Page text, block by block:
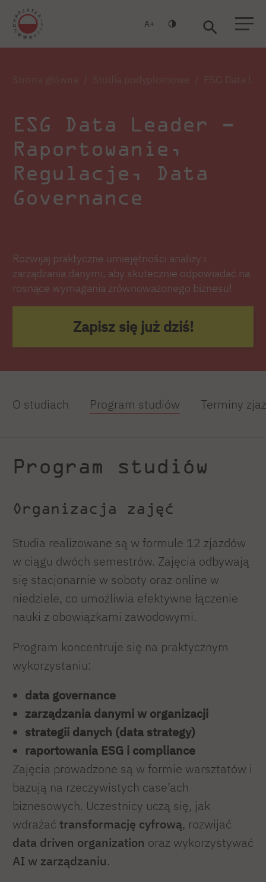
A
ESG Data Leader –
Raportowanie,
Regulacje, Data
Governance
Rozwijaj praktyczne umiejętności analizy i
zarządzania danymi, aby skutecznie odpowiadać na
rosnące wymagania zrównoważonego biznesu!
Zapisz się już dziś!
O studiach Program studiów Terminy
Program studiów
Organizacja zajęć
Studia realizowane są w formule 12 zjazdów
w ciągu dwóch semestrów. Zajęcia odbywają
się stacjonarnie w soboty oraz online w
niedziele, co umożliwia efektywne łączenie
nauki z obowiązkami zawodowymi.
Program koncentruje się na praktycznym
wykorzystaniu:
data governance
zarządzania danymi w organizacji
strategii danych (data strategy)
raportowania ESG i compliance
Zajęcia prowadzone są w formie warsztatów i
bazują na rzeczywistych case’ach
biznesowych. Uczestnicy uczą się, jak
wdrażać transformację cyfrową, rozwijać
data driven organization oraz wykorzystywać
AI w zarządzaniu.